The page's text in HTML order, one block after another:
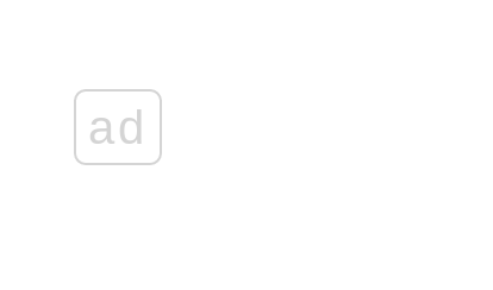
ad